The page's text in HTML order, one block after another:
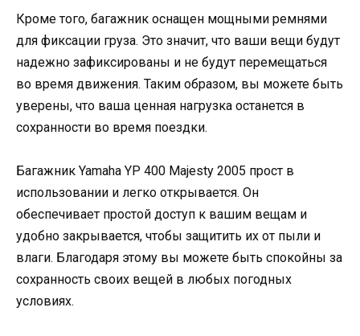
Кроме того, багажник оснащен мощными ремнями
для фиксации груза. Это значит, что ваши вещи будут
надежно зафиксированы и не будут перемещаться
во время движения. Таким образом, вы можете быть
уверены, что ваша ценная нагрузка останется в
сохранности во время поездки.
Багажник Yamaha YP 400 Majesty 2005 прост в
использовании и легко открывается. Он
обеспечивает простой доступ к вашим вещам и
удобно закрывается, чтобы защитить их от пыли и
влаги. Благодаря этому вы можете быть спокойны за
сохранность своих вещей в любых погодных
условиях.